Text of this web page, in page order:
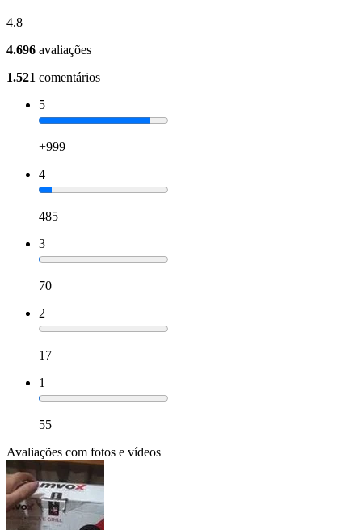
4.8
4.696 avaliações
1.521 comentários
5
+999
4
485
3
70
2
17
1
55
Avaliações com fotos e vídeos